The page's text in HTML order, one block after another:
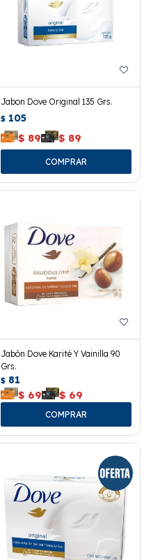
Jabon Dove Original 135 Grs.
$ 105
$ 89 $ 89
Jabón Dove Karité Y Vainilla 90
Grs.
$ 81
$ 69 $ 69